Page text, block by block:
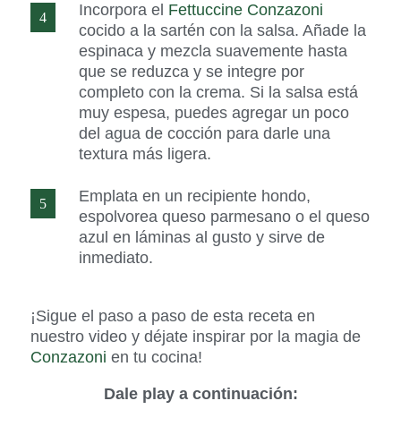
Incorpora el Fettuccine Conzazoni
cocido a la sartén con la salsa. Añade la
espinaca y mezcla suavemente hasta
que se reduzca y se integre por
completo con la crema. Si la salsa está
muy espesa, puedes agregar un poco
del agua de cocción para darle una
textura más ligera.
Emplata en un recipiente hondo,
espolvorea queso parmesano o el queso
azul en láminas al gusto y sirve de
inmediato.
¡Sigue el paso a paso de esta receta en
nuestro video y déjate inspirar por la magia de
Conzazoni en tu cocina!
Dale play a continuación: